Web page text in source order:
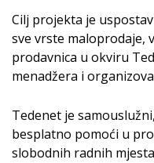
Cilj projekta je
sve vrste maloprodaje,
prodavnica u okviru
menadžera i
Tedenet je
besplatno pomoći u
slobodnih radnih